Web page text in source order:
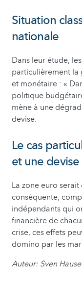
Situation
nationale
Dans leur étude,
particulièrement la
et monétaire : «
politique
mène à une
devise.
Le cas
et une
La zone euro
conséquente,
indépendants qui
financière de
crise, ces effets
domino par les
Auteur: Sven